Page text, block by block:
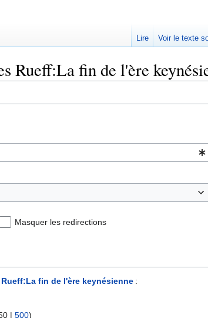
Rueff:La fin de l'ère
Masquer les redirections
fin de l'ère keynésienne :
| 500)
Lire Voir le texte